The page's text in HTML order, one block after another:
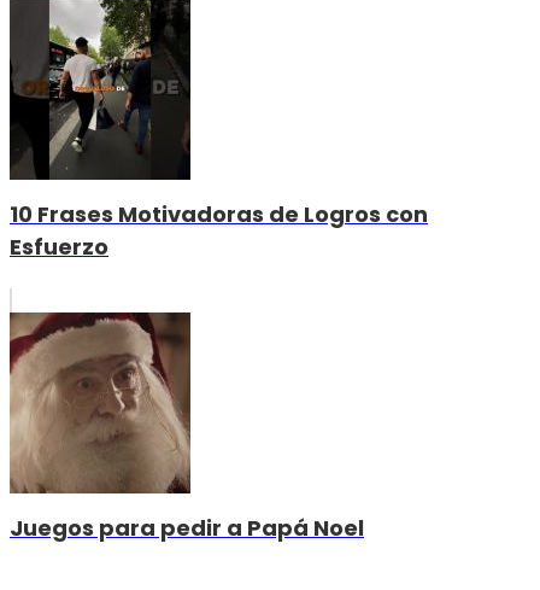
10 Frases Motivadoras de Logros con
Esfuerzo
Juegos para pedir a Papá Noel